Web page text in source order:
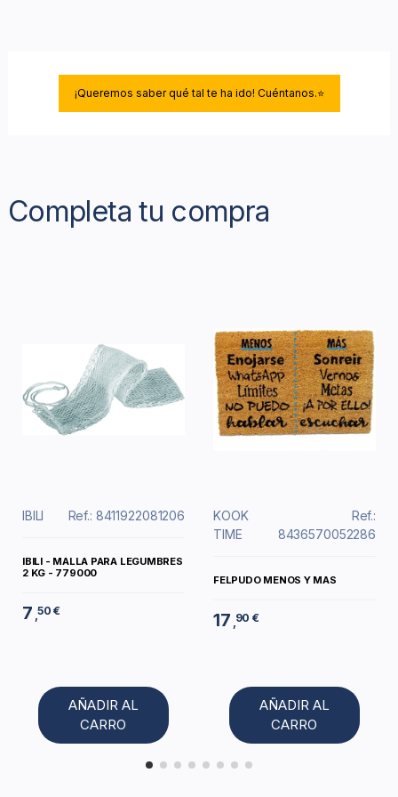
¡Queremos saber qué tal te ha ido! Cuéntanos.⭐
Completa tu compra
IBILI Ref.: 8411922081206
IBILI - MALLA PARA LEGUMBRES
2 KG - 779000
7 ,50 €
AÑADIR AL
CARRO
KOOK
TIME
Ref.:
8436570052286
FELPUDO MENOS Y MAS
17 90 €
AÑADIR AL
CARRO